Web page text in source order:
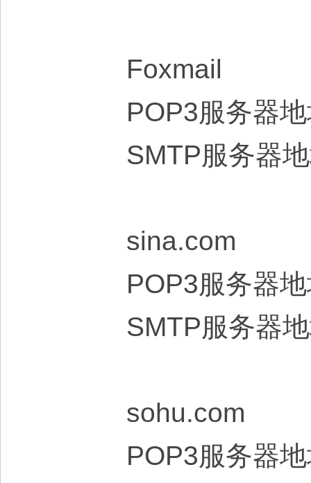
Foxmail
POP3服务器
SMTP服务器
sina.com
POP3服务器
SMTP服务器
sohu.com
POP3服务器